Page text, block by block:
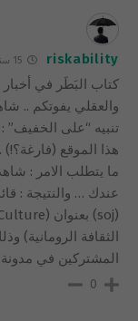
riskability 15 سنوات
كتاب البَطَر في
والعقلي يفوتكم ..
تنبيه “على
هذا الموقع (فارغة؟!)
ما يتطلب الامر :
عندك … والنتيجة :
المشتركين في
0